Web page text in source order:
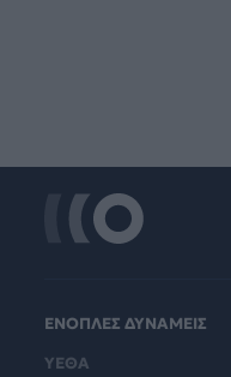
ΕΝΟΠΛΕΣ ΔΥΝΑΜΕΙΣ
ΥΕΘΑ